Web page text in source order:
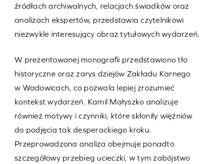
źródłach archiwalnych, relacjach świadków oraz
analizach ekspertów, przedstawia czytelnikowi
niezwykle interesujący obraz tytułowych wydarzeń.
W prezentowanej monografii przedstawiono tło
historyczne oraz zarys dziejów Zakładu Karnego
w Wadowicach, co pozwala lepiej zrozumieć
kontekst wydarzeń. Kamil Małyszko analizuje
również motywy i czynniki, które skłoniły więźniów
do podjęcia tak desperackiego kroku.
Przeprowadzona analiza obejmuje ponadto
szczegółowy przebieg ucieczki, w tym zabójstwo